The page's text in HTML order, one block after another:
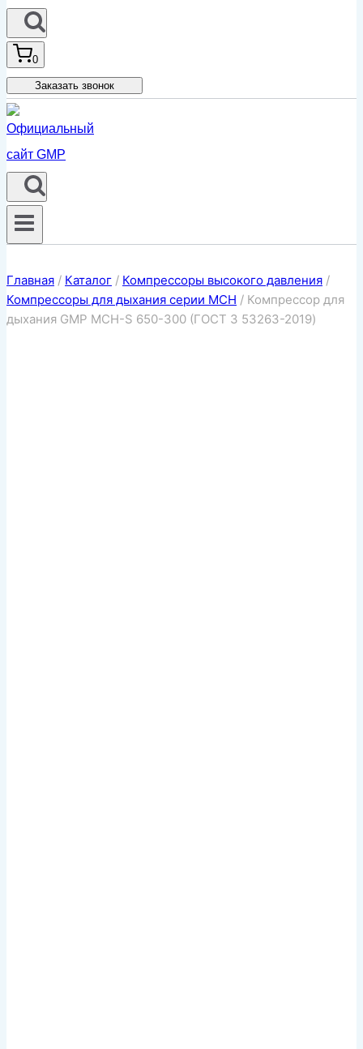
0
Заказать звонок
Главная / Каталог / Компрессоры высокого давления /
Компрессоры для дыхания серии MCH / Компрессор для
дыхания GMP MCH-S 650-300 (ГОСТ З 53263-2019)